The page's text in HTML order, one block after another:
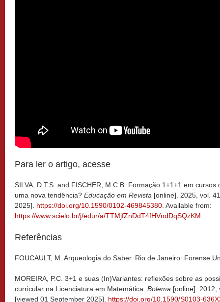
Para ler o artigo, acesse
SILVA, D.T.S. and FISCHER, M.C.B. Formação 1+1+1 em
uma nova tendência? Educação em Revista [online]. 2025, vol.
2025]. https://doi.org/10.1590/0102-469845380 . Available from:
https://www.scielo.br/j/edur/a/TTMjfZnDdT4fHVndDqSQzKM
Referências
FOUCAULT, M. Arqueologia do Saber. Rio de Janeiro: Forense
MOREIRA, P.C. 3+1 e suas (In)Variantes: reflexões sobre as
curricular na Licenciatura em Matemática. Bolema [online]. 2012,
[viewed 01 September 2025]. https://doi.org/10.1590/S0103-